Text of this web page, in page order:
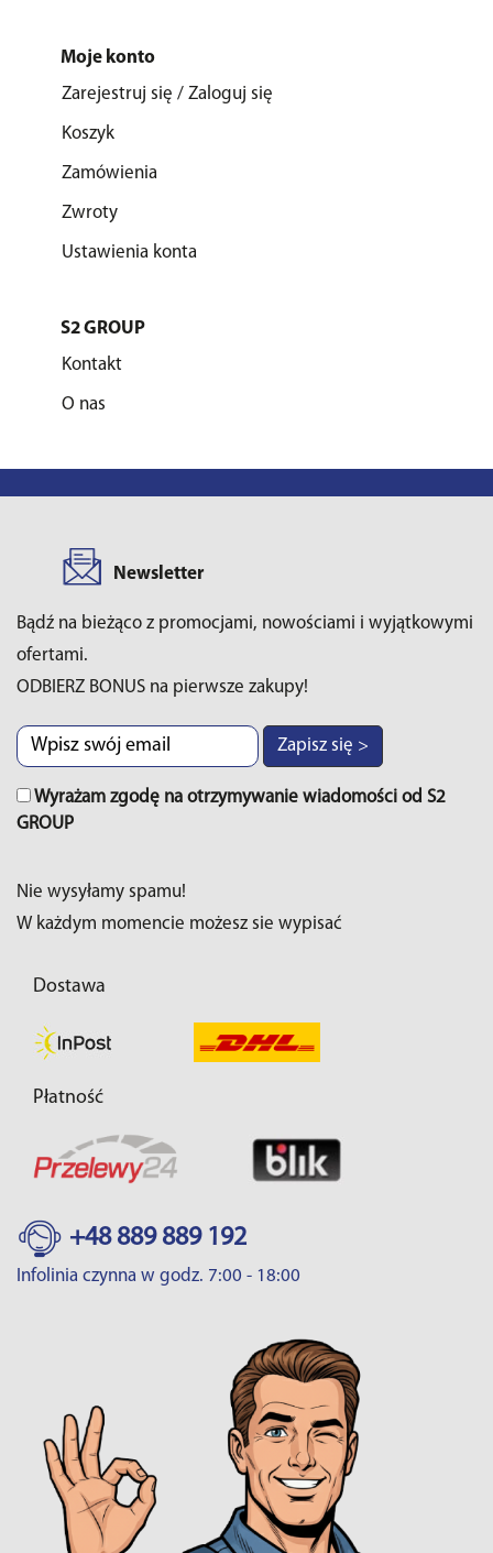
Moje konto
Zarejestruj się / Zaloguj się
Koszyk
Zamówienia
Zwroty
Ustawienia konta
S2 GROUP
Kontakt
O nas
Newsletter
Bądź na bieżąco z promocjami, nowościami i wyjątkowymi
ofertami.
ODBIERZ BONUS na pierwsze zakupy!
Zapisz się >
Wyrażam zgodę na otrzymywanie wiadomości od S2
GROUP
Nie wysyłamy spamu!
W każdym momencie możesz sie wypisać
Dostawa
Płatność
+48 889 889 192
Infolinia czynna w godz. 7:00 - 18:00